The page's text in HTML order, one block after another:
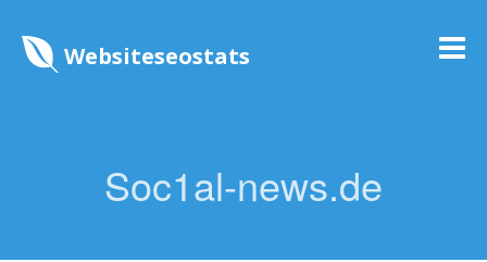
Websiteseostats
Soc1al-news.de